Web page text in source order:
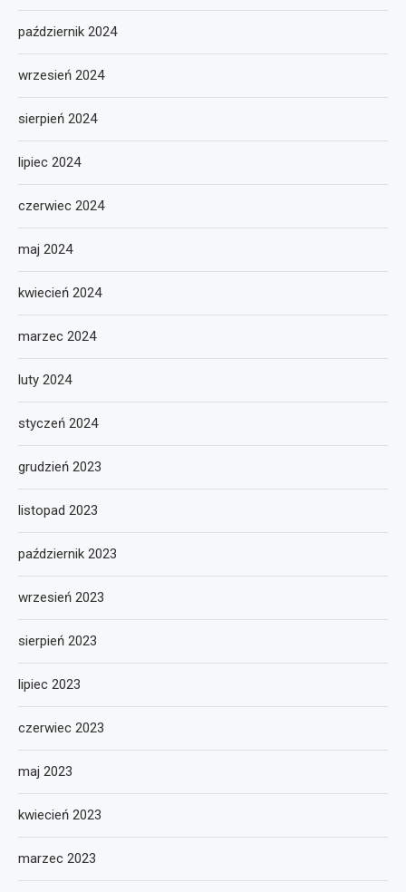
październik 2024
wrzesień 2024
sierpień 2024
lipiec 2024
czerwiec 2024
maj 2024
kwiecień 2024
marzec 2024
luty 2024
styczeń 2024
grudzień 2023
listopad 2023
październik 2023
wrzesień 2023
sierpień 2023
lipiec 2023
czerwiec 2023
maj 2023
kwiecień 2023
marzec 2023